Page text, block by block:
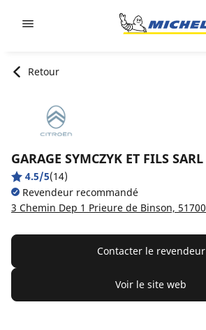
Retour
GARAGE SYMCZYK ET FILS SARL
4.5/5(14)
Revendeur recommandé
Contacter le revendeur
Voir le site web